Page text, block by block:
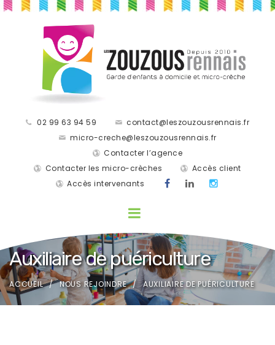
02 99 63 94 59
contact@leszouzousrennais.fr
micro-creche@leszouzousrennais.fr
Contacter l’agence
Contacter les micro-crèches
Accès client
Accès intervenants
Auxiliaire de puériculture
ACCUEIL NOUS REJOINDRE AUXILIAIRE DE PUÉRICULTURE